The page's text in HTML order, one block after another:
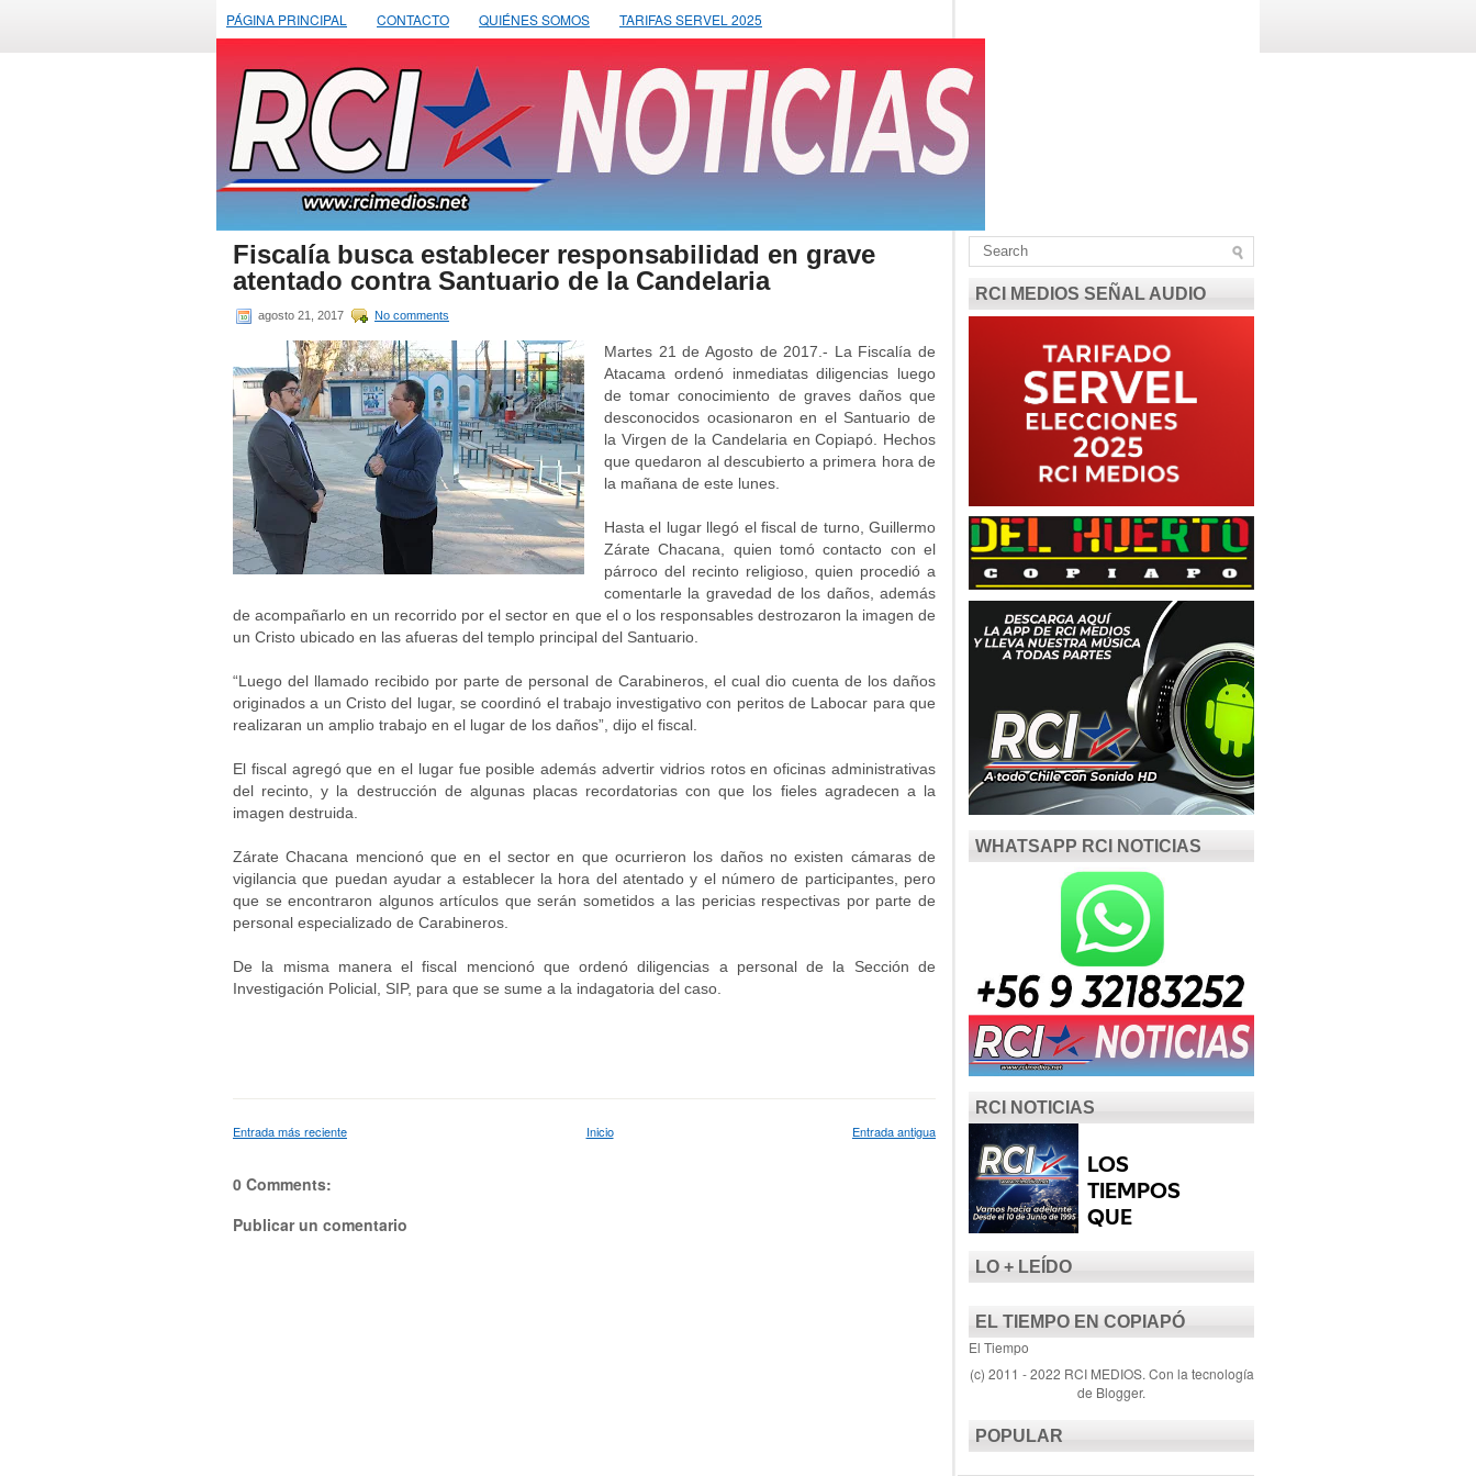
PÁGINA PRINCIPAL CONTACTO QUIÉNES SOMOS TARIFAS SERVEL 2025
Fiscalía busca establecer responsabilidad en grave
atentado contra Santuario de la Candelaria
agosto 21, 2017 No comments
Martes 21 de Agosto de 2017.- La Fiscalía de
Atacama ordenó inmediatas diligencias luego
de tomar conocimiento de graves daños que
desconocidos ocasionaron en el Santuario de
la Virgen de la Candelaria en Copiapó. Hechos
que quedaron al descubierto a primera hora de
la mañana de este lunes.
Hasta el lugar llegó el fiscal de turno, Guillermo
Zárate Chacana, quien tomó contacto con el
párroco del recinto religioso, quien procedió a
comentarle la gravedad de los daños, además
de acompañarlo en un recorrido por el sector en que el o los responsables destrozaron la imagen de
un Cristo ubicado en las afueras del templo principal del Santuario.
“Luego del llamado recibido por parte de personal de Carabineros, el cual dio cuenta de los daños
originados a un Cristo del lugar, se coordinó el trabajo investigativo con peritos de Labocar para que
realizaran un amplio trabajo en el lugar de los daños”, dijo el fiscal.
El fiscal agregó que en el lugar fue posible además advertir vidrios rotos en oficinas administrativas
del recinto, y la destrucción de algunas placas recordatorias con que los fieles agradecen a la
imagen destruida.
Zárate Chacana mencionó que en el sector en que ocurrieron los daños no existen cámaras de
vigilancia que puedan ayudar a establecer la hora del atentado y el número de participantes, pero
que se encontraron algunos artículos que serán sometidos a las pericias respectivas por parte de
personal especializado de Carabineros.
De la misma manera el fiscal mencionó que ordenó diligencias a personal de la Sección de
Investigación Policial, SIP, para que se sume a la indagatoria del caso.
Entrada más reciente Entrada antigua
Inicio
0 Comments:
Publicar un comentario
RCI MEDIOS SEÑAL AUDIO
WHATSAPP RCI NOTICIAS
RCI NOTICIAS
LO + LEÍDO
EL TIEMPO EN COPIAPÓ
El Tiempo
(c) 2011 - 2022 RCI MEDIOS. Con la tecnología
de Blogger.
POPULAR